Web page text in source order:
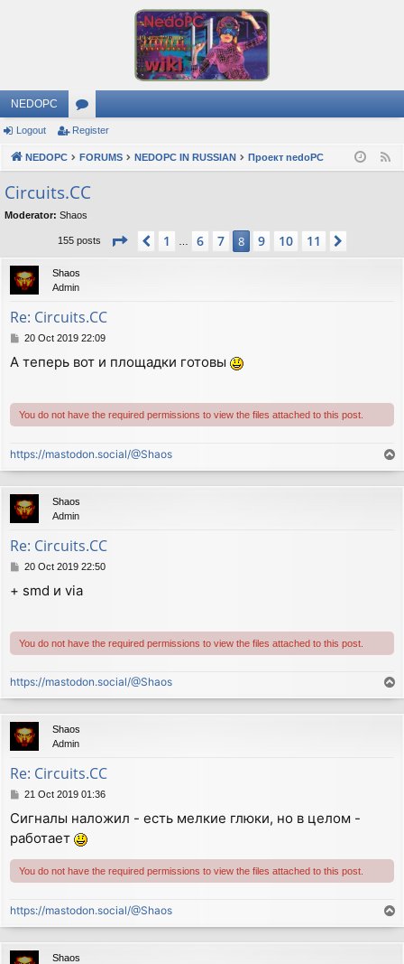
NEDOPC
or
u
m
s
Logout Register
NEDOPC FORUMS NEDOPC IN RUSSIAN Проект nedoPC
Circuits.CC
Moderator: Shaos
155 posts Page 8of 11
Previous
1 6 7 8 9 10 11
Shaos
Admin
Re: Circuits.CC
P
s
20 Oct 2019 22:09
А теперь вот и площадки готовы
You do not have the required permissions to view the files attached to this post.
https://mastodon.social/@Shaos
o
p
Shaos
Admin
Re: Circuits.CC
P
s
20 Oct 2019 22:50
+ smd и via
You do not have the required permissions to view the files attached to this post.
https://mastodon.social/@Shaos
o
p
Shaos
Admin
Re: Circuits.CC
P
s
t
21 Oct 2019 01:36
Сигналы наложил - есть мелкие глюки, но в целом -
работает
You do not have the required permissions to view the files attached to this post.
https://mastodon.social/@Shaos
o
p
Shaos